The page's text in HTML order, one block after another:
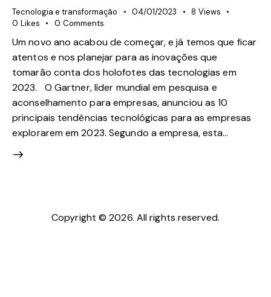
Tecnologia e transformação 04/01/2023 8 Views
0 Likes 0 Comments
Um novo ano acabou de começar, e já temos que ficar
atentos e nos planejar para as inovações que
tomarão conta dos holofotes das tecnologias em
2023. O Gartner, líder mundial em pesquisa e
aconselhamento para empresas, anunciou as 10
principais tendências tecnológicas para as empresas
explorarem em 2023. Segundo a empresa, esta…
Copyright © 2026. All rights reserved.